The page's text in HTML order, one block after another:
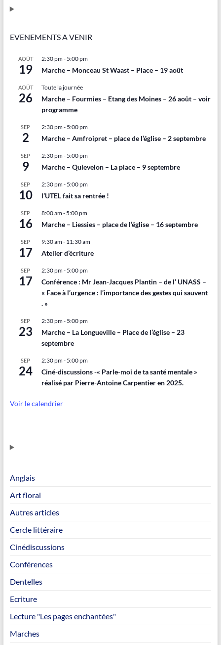
EVENEMENTS A VENIR
AOÛT
19
2:30 pm- 5:00 pm
Marche – Monceau St Waast – Place – 19 août
AOÛT
26
Toute la journée
Marche – Fourmies – Etang des Moines – 26 août – voir
programme
SEP
2
2:30 pm- 5:00 pm
Marche – Amfroipret – place de l’église – 2 septembre
SEP
9
2:30 pm- 5:00 pm
Marche – Quievelon – La place – 9 septembre
SEP
10
2:30 pm- 5:00 pm
l’UTEL fait sa rentrée !
SEP
16
8:00 am- 5:00 pm
Marche – Liessies – place de l’église – 16 septembre
SEP
17
9:30 am- 11:30 am
Atelier d’écriture
SEP
17
2:30 pm- 5:00 pm
Conférence : Mr Jean-Jacques Plantin – de l’ UNASS –
« Face à l’urgence : l’importance des gestes qui sauvent
. »
SEP
23
2:30 pm- 5:00 pm
Marche – La Longueville – Place de l’église – 23
septembre
SEP
24
2:30 pm- 5:00 pm
Ciné-discussions -« Parle-moi de ta santé mentale »
réalisé par Pierre-Antoine Carpentier en 2025.
Voir le calendrier
Anglais
Art floral
Autres articles
Cercle littéraire
Cinédiscussions
Conférences
Dentelles
Ecriture
Lecture "Les pages enchantées"
Marches